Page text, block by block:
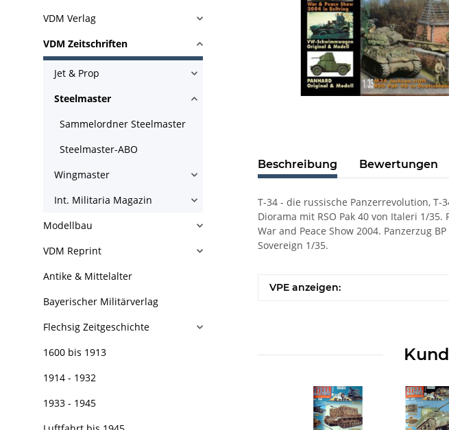
Beschreibung Bewertungen
T-34 - die russische Panzerrevolution,
Diorama mit RSO Pak 40 von Italeri 1/
War and Peace Show 2004. Panzerzug
Sovereign 1/35.
VPE anzeigen:
VDM Verlag
VDM Zeitschriften
Jet & Prop
Steelmaster
Sammelordner Steelmaster
Steelmaster-ABO
Wingmaster
Int. Militaria Magazin
Modellbau
VDM Reprint
Antike & Mittelalter
Bayerischer Militärverlag
Flechsig Zeitgeschichte
1600 bis 1913
1914 - 1932
1933 - 1945